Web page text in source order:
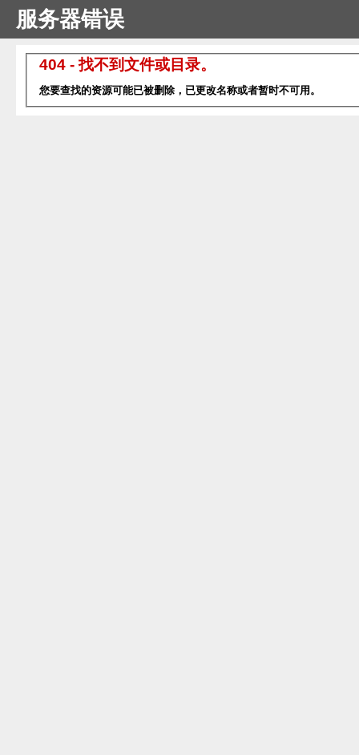
服务器错误
404 - 找不到文件或目录。
您要查找的资源可能已被删除，已更改名称或者暂时不可用。